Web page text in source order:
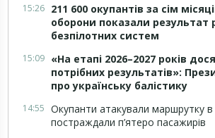
15:26 211 600 окупантів за сім
оборони показали результат
безпілотних систем
15:09 «На етапі 2026–2027 років
потрібних результатів»:
про українську балістику
14:55 Окупанти атакували маршрутку в
постраждали п’ятеро пасажирів